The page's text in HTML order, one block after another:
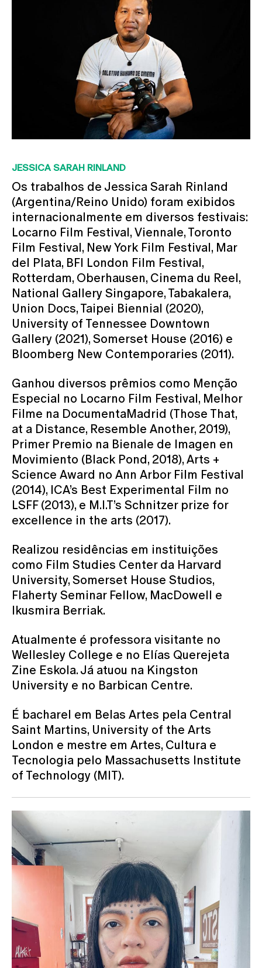
JESSICA SARAH RINLAND
Os trabalhos de Jessica Sarah Rinland
(Argentina/Reino Unido) foram exibidos
internacionalmente em diversos festivais:
Locarno Film Festival, Viennale, Toronto
Film Festival, New York Film Festival, Mar
del Plata, BFI London Film Festival,
Rotterdam, Oberhausen, Cinema du Reel,
National Gallery Singapore, Tabakalera,
Union Docs, Taipei Biennial (2020),
University of Tennessee Downtown
Gallery (2021), Somerset House (2016) e
Bloomberg New Contemporaries (2011).
Ganhou diversos prêmios como Menção
Especial no Locarno Film Festival, Melhor
Filme na DocumentaMadrid (Those That,
at a Distance, Resemble Another, 2019),
Primer Premio na Bienale de Imagen en
Movimiento (Black Pond, 2018), Arts +
Science Award no Ann Arbor Film Festival
(2014), ICA’s Best Experimental Film no
LSFF (2013), e M.I.T’s Schnitzer prize for
excellence in the arts (2017).
Realizou residências em instituições
como Film Studies Center da Harvard
University, Somerset House Studios,
Flaherty Seminar Fellow, MacDowell e
Ikusmira Berriak.
Atualmente é professora visitante no
Wellesley College e no Elías Querejeta
Zine Eskola. Já atuou na Kingston
University e no Barbican Centre.
É bacharel em Belas Artes pela Central
Saint Martins, University of the Arts
London e mestre em Artes, Cultura e
Tecnologia pelo Massachusetts Institute
of Technology (MIT).